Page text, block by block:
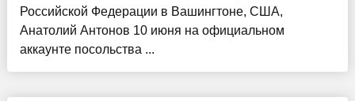
Российской Федерации в Вашингтоне, США,
Анатолий Антонов 10 июня на официальном
аккаунте посольства ...